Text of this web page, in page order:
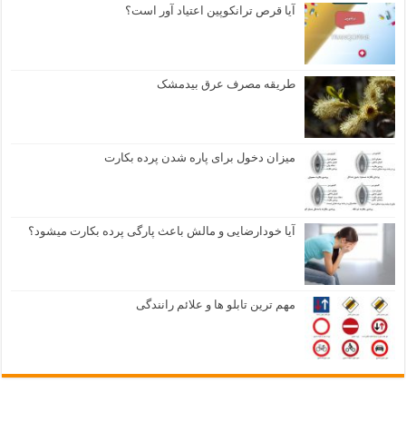
آیا قرص ترانکوپین اعتیاد آور است؟
طریقه مصرف عرق بیدمشک
میزان دخول برای پاره شدن پرده بکارت
آیا خودارضایی و مالش باعث پارگی پرده بکارت میشود؟
مهم ترین تابلو ها و علائم رانندگی